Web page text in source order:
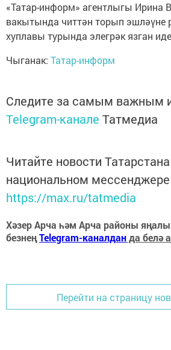
«Татар-информ» агентлыгы Ирина
вакытында читтән торып эшләүне
хуплавы турында элегрәк язган
Чыганак: Татар-информ
Следите за самым важным
Telegram-канале Татмедиа
Читайте новости
национальном
https://max.ru/tatmedia
Хәзер Арча һәм Арча районы
безнеңTelegram-каналданда белә
Перейти на страницу